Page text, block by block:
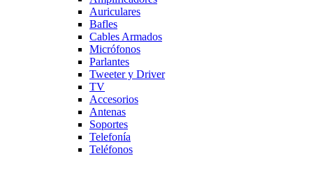
Auriculares
Bafles
Cables Armados
Micrófonos
Parlantes
Tweeter y Driver
TV
Accesorios
Antenas
Soportes
Telefonía
Teléfonos